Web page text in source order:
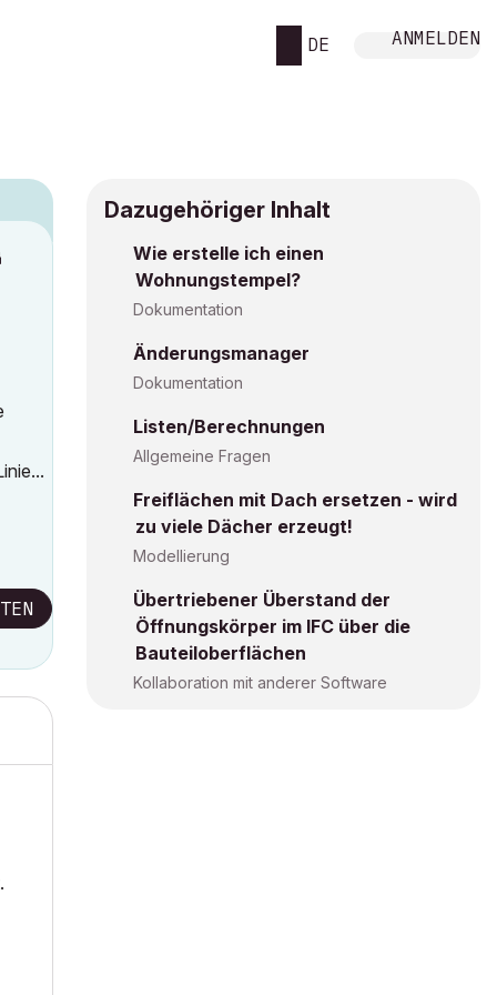
DE ANMELDEN
Dazugehöriger Inhalt
Wie erstelle ich einen
Wohnungstempel?
Dokumentation
Änderungsmanager
Dokumentation
Listen/Berechnungen
Allgemeine Fragen
Freiflächen mit Dach ersetzen - wird
zu viele Dächer erzeugt!
Modellierung
Übertriebener Überstand der
Öffnungskörper im IFC über die
Bauteiloberflächen
Kollaboration mit anderer Software